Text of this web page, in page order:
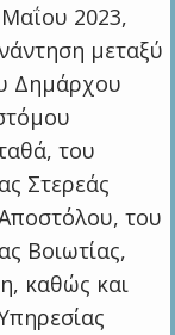
2023,
μεταξύ
Δημάρχου
του
Στερεάς
του
Βοιωτίας,
καθώς και